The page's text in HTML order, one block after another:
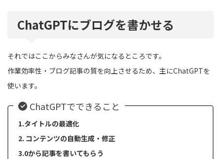
ChatGPTにブログを書かせる
それではここからみなさんが気になるところです。
作業効率性・ブログ記事の質を向上させるため、主にChatGPTを
使います。
ChatGPTでできること
1.タイトルの最適化
2. コンテンツの自動生成・修正
3.0から記事を書いてもらう